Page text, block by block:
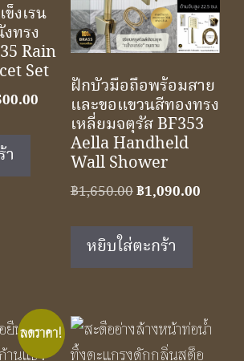
งเรน
ทรง
Rain
Set
Current
฿3,500.00.
ฝักบัวมือถือพร้อมสาย
และขอแขวนสีทองทรง
เหลี่ยมจตุรัส BF353
Aella Handheld
Wall Shower
฿1,650.00Original
was:
฿1,650.00.
฿1,090.00
หยิบใส่ตะกร้า
ลดราคา!